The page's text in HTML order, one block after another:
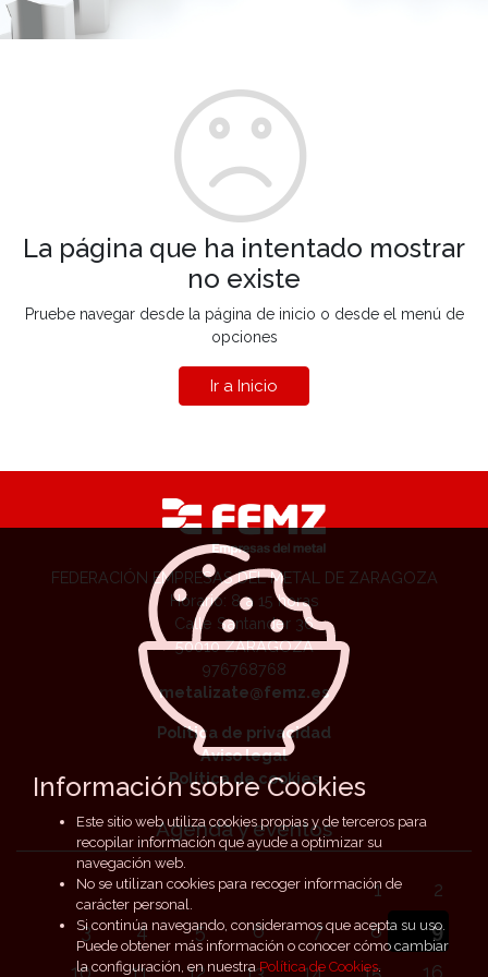
La página que ha intentado mostrar
no existe
Pruebe navegar desde la página de inicio o desde el menú de
opciones
Ir a Inicio
FEDERACIÓN EMPRESAS DEL METAL DE ZARAGOZA
Horario: 8 a 15 horas
Calle Santander 36
50010 ZARAGOZA
976768768
metalizate@femz.es
Política de privacidad
Aviso legal
Política de cookies
Agenda y eventos
1
2
3
4 5 6 7 8
9
Información sobre Cookies
Este sitio web utiliza cookies propias y de terceros para
recopilar información que ayude a optimizar su
navegación web.
No se utilizan cookies para recoger información de
carácter personal.
Si continúa navegando, consideramos que acepta su uso.
Puede obtener más información o conocer cómo cambiar
la configuración, en nuestraPolítica de Cookies.